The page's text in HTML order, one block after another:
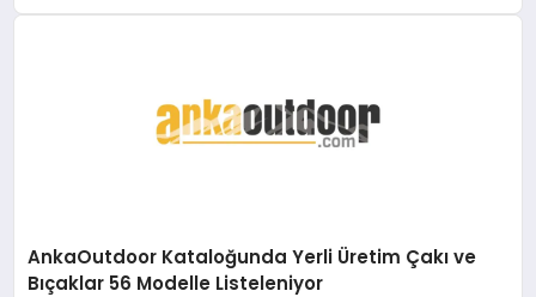
AnkaOutdoor Kataloğunda Yerli Üretim Çakı ve
Bıçaklar 56 Modelle Listeleniyor